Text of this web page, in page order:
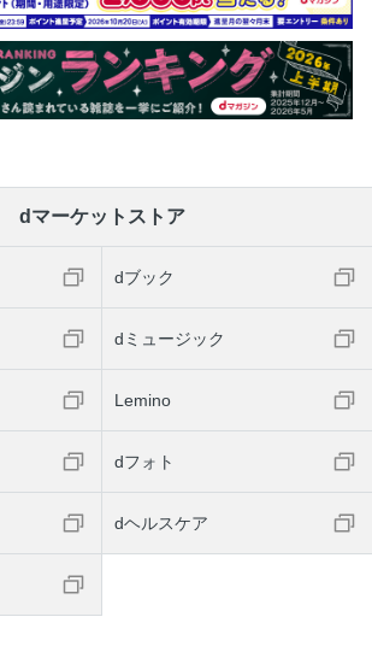
dマーケットストア
dブック
dミュージック
Lemino
dフォト
dヘルスケア